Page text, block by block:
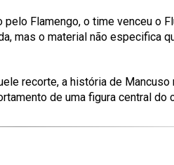
Flamengo, o time venceu o
mas o material não especifica
recorte, a história de
de uma figura central do